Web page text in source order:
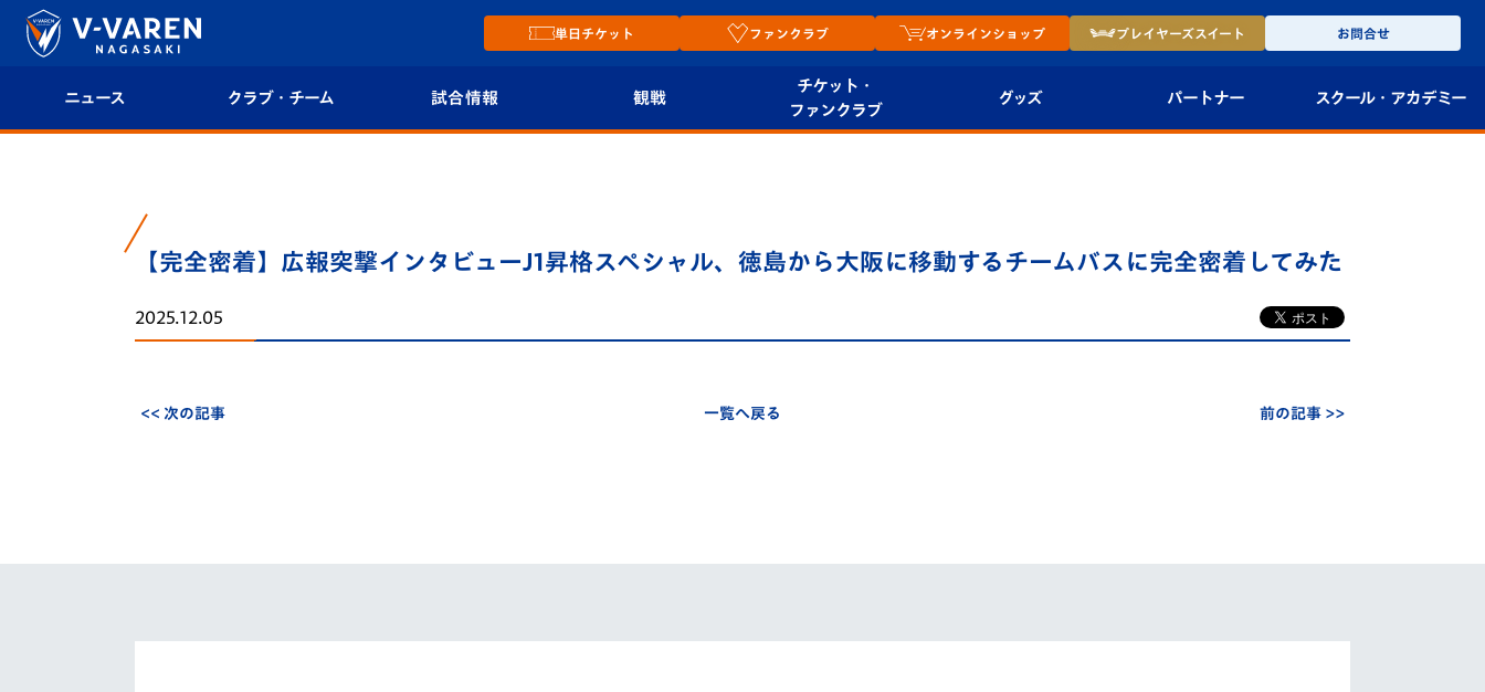
単日チケット ファンクラブ オンラインショップ プレイヤーズスイート お問合せ
ニュース クラブ・チーム
クラブ概要
エンブレム紹介
試合情報
順位表
観戦
チケット・
ファンクラブ
プレイヤーズスイート
グッズ パートナー
法人限定 VIP BOX
スクール・ アカデミー
U-15
U-12
【完全密着】広報突撃インタビューJ1昇格スペシャル、徳島から大阪に移動するチームバスに完全密着してみた
2025.12.05
<< 次の記事 一覧へ戻る 前の記事 >>